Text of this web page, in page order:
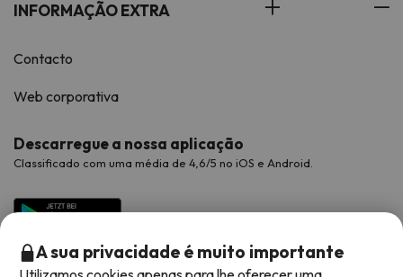
INFORMAÇÃO EXTRA
Contacto
Web corporativa
Descarregue a nossa aplicação
Classificado com uma média de 4,6/5 no iOS e Android.
A sua privacidade é muito importante